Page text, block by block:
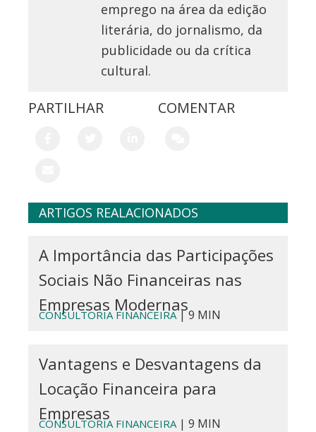
emprego na área da edição
literária, do jornalismo, da
publicidade ou da crítica
cultural.
PARTILHAR COMENTAR
ARTIGOS REALACIONADOS
A Importância das Participações
Sociais Não Financeiras nas
Empresas Modernas
CONSULTORIA FINANCEIRA| 9 MIN
Vantagens e Desvantagens da
Locação Financeira para
Empresas
CONSULTORIA FINANCEIRA| 9 MIN